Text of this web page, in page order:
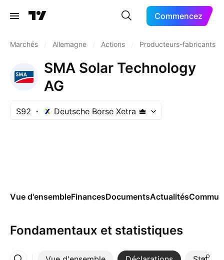
Commencez
Marchés Allemagne Actions Producteurs-fabricants
SMA Solar Technology
AG
S92 Deutsche Borse Xetra
Vue d'ensembleFinancesDocumentsActualités
Fondamentaux et statistiques